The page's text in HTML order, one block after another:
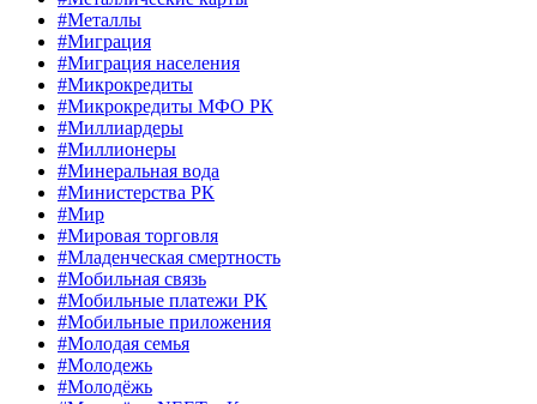
#Металлы
#Миграция
#Миграция населения
#Микрокредиты
#Микрокредиты МФО РК
#Миллиардеры
#Миллионеры
#Минеральная вода
#Министерства РК
#Мир
#Мировая торговля
#Младенческая смертность
#Мобильная связь
#Мобильные платежи РК
#Мобильные приложения
#Молодая семья
#Молодежь
#Молодёжь